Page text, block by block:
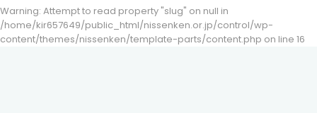
Warning: Attempt to read property "slug" on null in
/home/kir657649/public_html/nissenken.or.jp/control/wp-
content/themes/nissenken/template-parts/content.php on line 16